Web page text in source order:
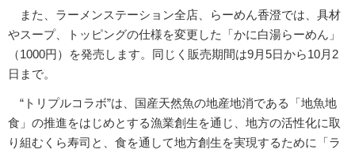
また、ラーメンステーション全店、らーめん香澄では、具材
やスープ、トッピングの仕様を変更した「かに白湯らーめん」
（1000円）を発売します。同じく販売期間は9月5日から10月2
日まで。
“トリプルコラボ”は、国産天然魚の地産地消である「地魚地
食」の推進をはじめとする漁業創生を通じ、地方の活性化に取
り組むくら寿司と、食を通して地方創生を実現するために「ラ